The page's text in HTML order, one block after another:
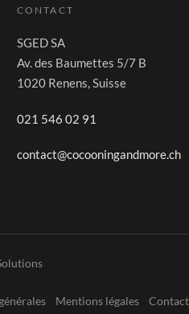
CONTACT
SGED SA
Av. des Baumettes 5/7 B
1020 Renens, Suisse
021 546 02 91
contact@cocooningandmore.ch
Mentions légales Contact